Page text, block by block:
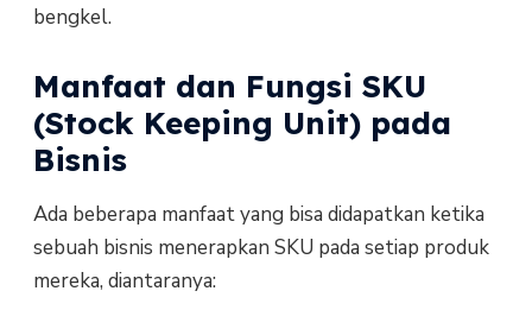
bengkel.
Manfaat dan Fungsi SKU
(Stock Keeping Unit) pada
Bisnis
Ada beberapa manfaat yang bisa didapatkan ketika
sebuah bisnis menerapkan SKU pada setiap produk
mereka, diantaranya: